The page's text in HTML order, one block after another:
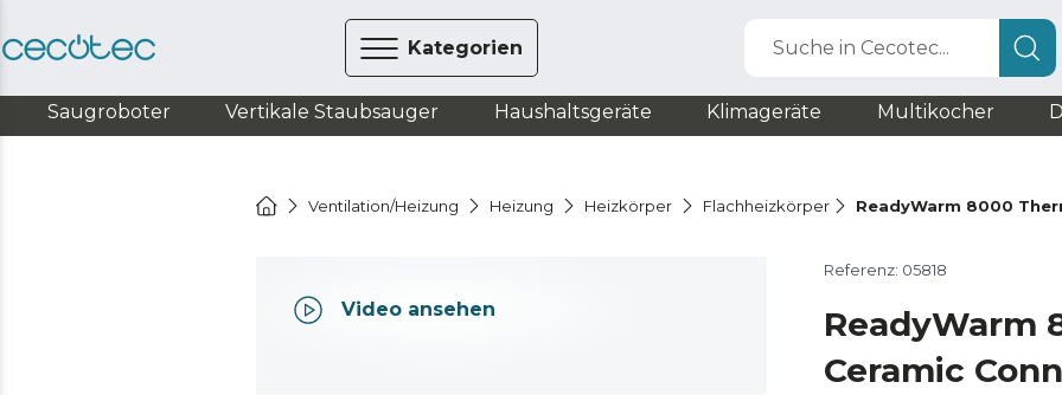
Kategorien Suche in Cecotec...
Saugroboter Vertikale Staubsauger Haushaltsgeräte Klimageräte Multikocher
Ventilation/Heizung Heizung Heizkörper Flachheizkörper ReadyWarm 8000
Video ansehen
Referenz: 05818
ReadyWarm
Ceramic